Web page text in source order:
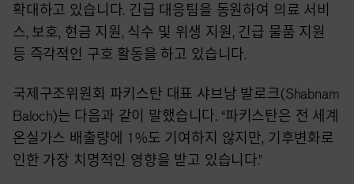
확대하고 있습니다. 긴급 대응팀을 동원하여 의료 서비
스, 보호, 현금 지원, 식수 및 위생 지원, 긴급 물품 지원
등 즉각적인 구호 활동을 하고 있습니다.
국제구조위원회 파키스탄 대표 샤브남 발로크(Shabnam
Baloch)는 다음과 같이 말했습니다. “파키스탄은 전 세계
온실가스 배출량에 1%도 기여하지 않지만, 기후변화로
인한 가장 치명적인 영향을 받고 있습니다.”